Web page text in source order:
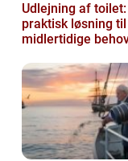
Udlejning af
praktisk løsning til
midlertidige